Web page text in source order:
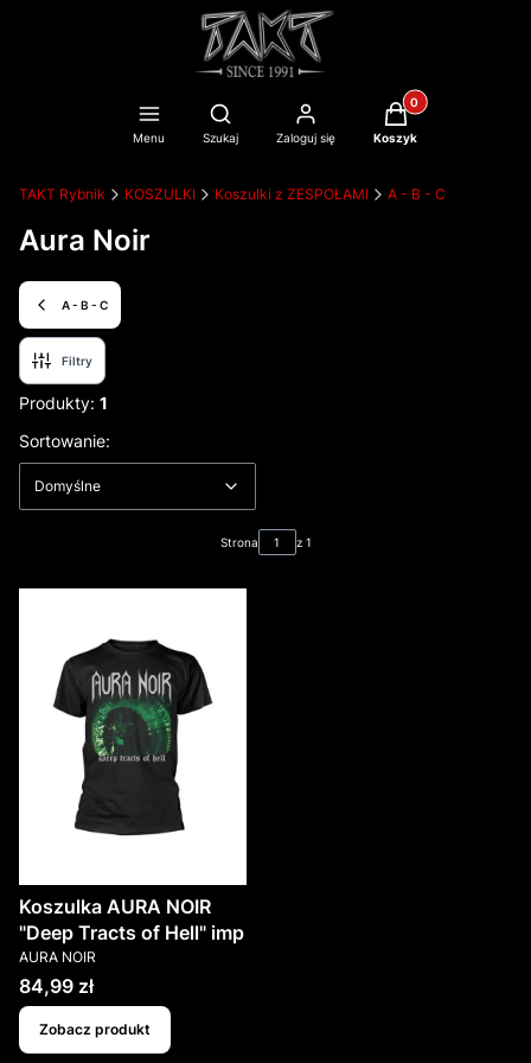
Menu
Otwórz wyszukiwarkę
Szukaj Zaloguj się
Produkty w
Koszyk
TAKT Rybnik KOSZULKI Koszulki z ZESPOŁAMI A - B - C
Aura Noir
A - B - C
Filtry
Produkty: 1
Lista produktów
Sortowanie:
Domyślne
Strona z 1
Koszulka AURA NOIR
"Deep Tracts of Hell" imp
PRODUCENT
AURA NOIR
Cena
84,99 zł
Zobacz produkt